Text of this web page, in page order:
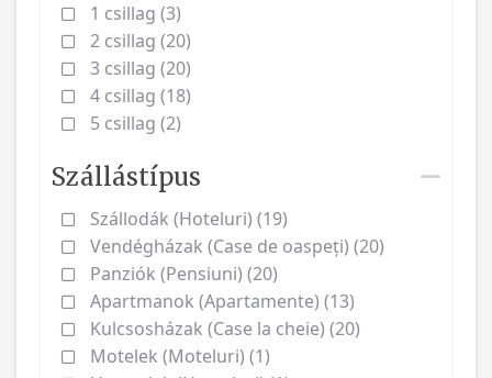
1 csillag (3)
2 csillag (20)
3 csillag (20)
4 csillag (18)
5 csillag (2)
Szállástípus
Szállodák (Hoteluri) (19)
Vendégházak (Case de oaspeți) (20)
Panziók (Pensiuni) (20)
Apartmanok (Apartamente) (13)
Kulcsosházak (Case la cheie) (20)
Motelek (Moteluri) (1)